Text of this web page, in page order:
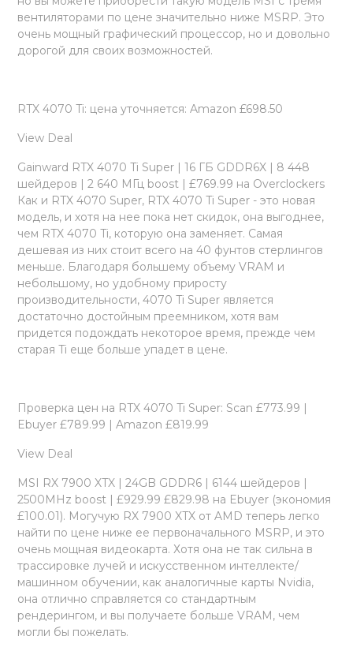
вентиляторами по цене значительно ниже MSRP. Это
очень мощный графический процессор, но и довольно
дорогой для своих возможностей.
RTX 4070 Ti: цена уточняется: Amazon £698.50
View Deal
Gainward RTX 4070 Ti Super | 16 ГБ GDDR6X | 8 448
шейдеров | 2 640 МГц boost | £769.99 на Overclockers
Как и RTX 4070 Super, RTX 4070 Ti Super - это новая
модель, и хотя на нее пока нет скидок, она выгоднее,
чем RTX 4070 Ti, которую она заменяет. Самая
дешевая из них стоит всего на 40 фунтов стерлингов
меньше. Благодаря большему объему VRAM и
небольшому, но удобному приросту
производительности, 4070 Ti Super является
достаточно достойным преемником, хотя вам
придется подождать некоторое время, прежде чем
старая Ti еще больше упадет в цене.
Проверка цен на RTX 4070 Ti Super: Scan £773.99 |
Ebuyer £789.99 | Amazon £819.99
View Deal
MSI RX 7900 XTX | 24GB GDDR6 | 6144 шейдеров |
2500MHz boost | £929.99 £829.98 на Ebuyer (экономия
£100.01). Могучую RX 7900 XTX от AMD теперь легко
найти по цене ниже ее первоначального MSRP, и это
очень мощная видеокарта. Хотя она не так сильна в
трассировке лучей и искусственном интеллекте/
машинном обучении, как аналогичные карты Nvidia,
она отлично справляется со стандартным
рендерингом, и вы получаете больше VRAM, чем
могли бы пожелать.